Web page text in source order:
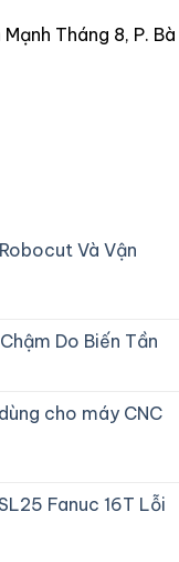
Tháng 8, P. Bà
Và Vận
Do Biến Tần
cho máy CNC
Fanuc 16T Lỗi